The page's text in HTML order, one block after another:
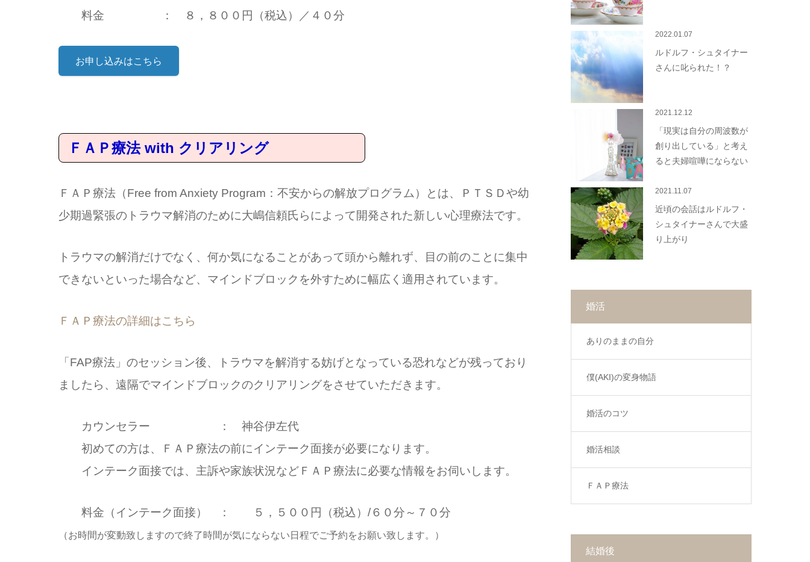
料金 ： ８，８００円（税込）／４０分
お申し込みはこちら
ＦＡＰ療法 with クリアリング
ＦＡＰ療法（Free from Anxiety Program：不安からの解放プログラム）とは、ＰＴＳＤや幼
少期過緊張のトラウマ解消のために大嶋信頼氏らによって開発された新しい心理療法です。
トラウマの解消だけでなく、何か気になることがあって頭から離れず、目の前のことに集中
できないといった場合など、マインドブロックを外すために幅広く適用されています。
ＦＡＰ療法の詳細はこちら
「FAP療法」のセッション後、トラウマを解消する妨げとなっている恐れなどが残っており
ましたら、遠隔でマインドブロックのクリアリングをさせていただきます。
カウンセラー ： 神谷伊左代
初めての方は、ＦＡＰ療法の前にインテーク面接が必要になります。
インテーク面接では、主訴や家族状況などＦＡＰ療法に必要な情報をお伺いします。
料金（インテーク面接） ： ５，５００円（税込）/６０分～７０分
（お時間が変動致しますので終了時間が気にならない日程でご予約をお願い致します。）
2022.01.07
ルドルフ・シュタイナー
さんに叱られた！？
2021.12.12
「現実は自分の周波数が
創り出している」と考え
ると夫婦喧嘩にならない
2021.11.07
近頃の会話はルドルフ・
シュタイナーさんで大盛
り上がり
婚活
ありのままの自分
僕(AKI)の変身物語
婚活のコツ
婚活相談
ＦＡＰ療法
結婚後